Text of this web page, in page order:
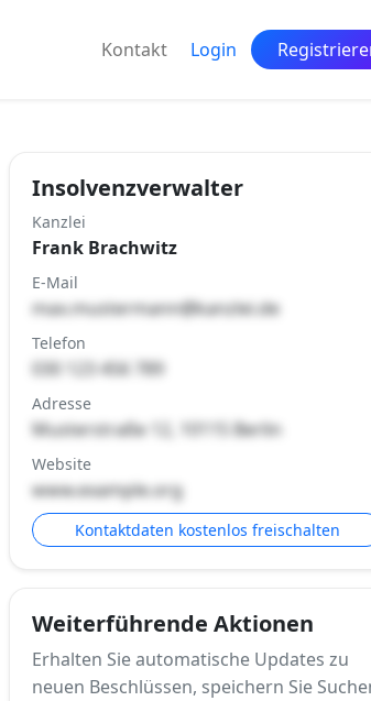
Kontakt Login
Insolvenzverwalter
Kanzlei
Frank Brachwitz
E-Mail
max.mustermann@kanzlei.de
Telefon
030 123 456 789
Adresse
Musterstraße 12, 10115 Berlin
Website
www.example.org
Kontaktdaten kostenlos freischalten
Weiterführende Aktionen
Erhalten Sie automatische Updates zu
neuen Beschlüssen, speichern Sie